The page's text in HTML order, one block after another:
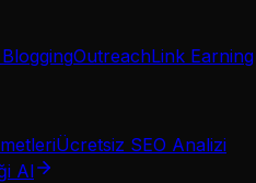
OutreachLink Earning
Ücretsiz SEO Analizi
Al